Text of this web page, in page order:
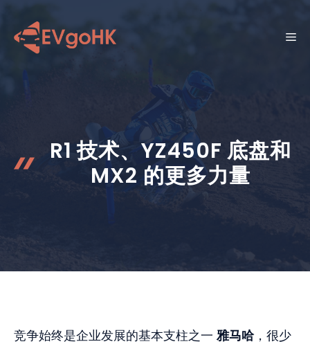
菜
R1 技术、YZ450F 底盘和
MX2 的更多力量
竞争始终是企业发展的基本支柱之一 雅马哈，很少